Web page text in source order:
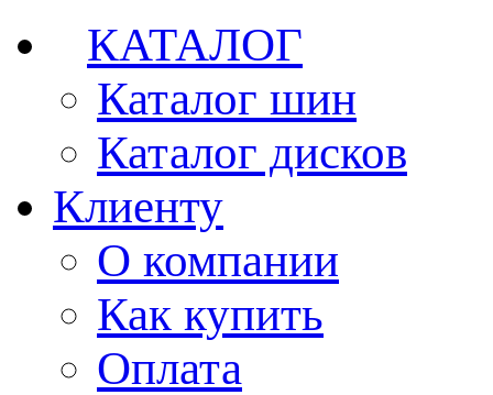
КАТАЛОГ
Каталог шин
Каталог дисков
Клиенту
О компании
Как купить
Оплата